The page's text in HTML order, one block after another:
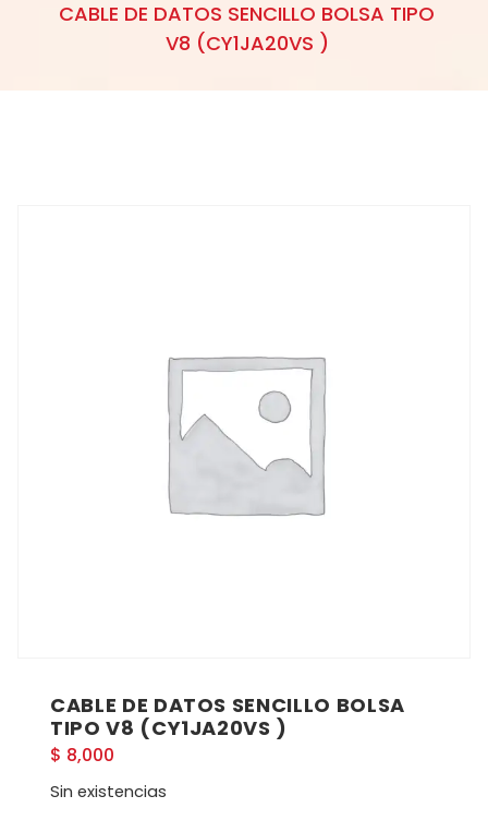
CABLE DE DATOS SENCILLO BOLSA TIPO
V8 (CY1JA20VS )
CABLE DE DATOS SENCILLO BOLSA
TIPO V8 (CY1JA20VS )
$ 8,000
Sin existencias